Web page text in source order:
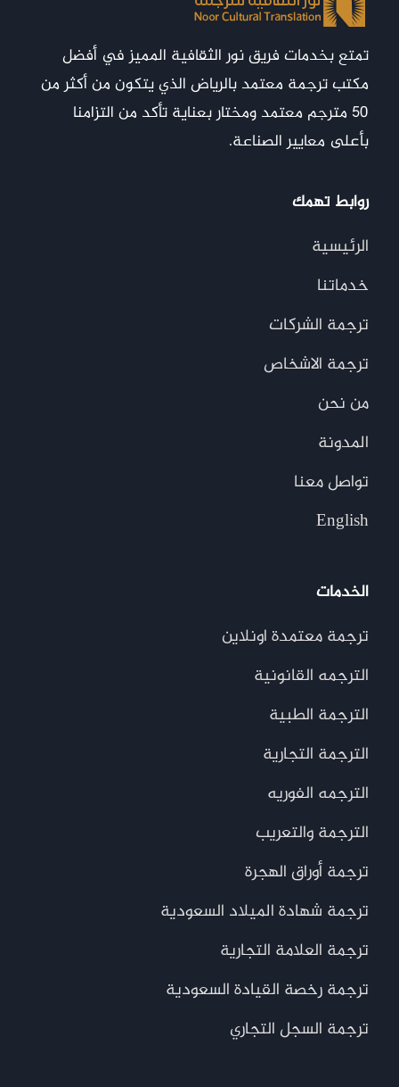
تمتع بخدمات فريق نور الثقافية المميز في أفضل
مكتب ترجمة معتمد بالرياض الذي يتكون من أكثر من
50 مترجم معتمد ومختار بعناية تأكد من التزامنا
بأعلى معايير الصناعة.
روابط تهمك
الرئيسية
خدماتنا
ترجمة الشركات
ترجمة الاشخاص
من نحن
المدونة
تواصل معنا
English
الخدمات
ترجمة معتمدة اونلاين
الترجمه القانونية
الترجمة الطبية
الترجمة التجارية
الترجمه الفوريه
الترجمة والتعريب
ترجمة أوراق الهجرة
ترجمة شهادة الميلاد السعودية
ترجمة العلامة التجارية
ترجمة رخصة القيادة السعودية
ترجمة السجل التجاري